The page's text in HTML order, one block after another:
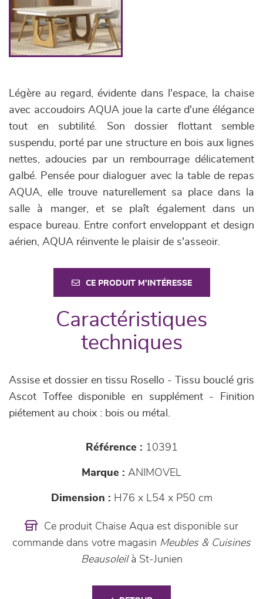
Légère au regard, évidente dans l'espace, la chaise
avec accoudoirs AQUA joue la carte d'une élégance
tout en subtilité. Son dossier flottant semble
suspendu, porté par une structure en bois aux lignes
nettes, adoucies par un rembourrage délicatement
galbé. Pensée pour dialoguer avec la table de repas
AQUA, elle trouve naturellement sa place dans la
salle à manger, et se plaît également dans un
espace bureau. Entre confort enveloppant et design
aérien, AQUA réinvente le plaisir de s'asseoir.
CE PRODUIT M'INTÉRESSE
Caractéristiques
techniques
Assise et dossier en tissu Rosello - Tissu bouclé gris
Ascot Toffee disponible en supplément - Finition
piétement au choix : bois ou métal.
Référence : 10391
Marque : ANIMOVEL
Dimension : H76 x L54 x P50 cm
Ce produit Chaise Aqua est disponible sur
commande dans votre magasin Meubles & Cuisines
Beausoleilà St-Junien